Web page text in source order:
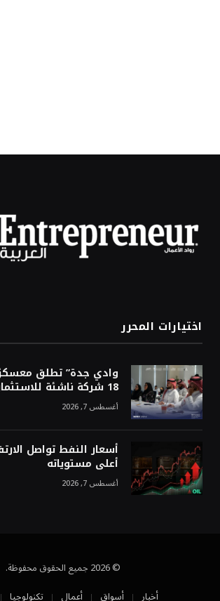
اختيارات المحرر
وادي جدة” تطلق
18 شركة ناشئة للاستثمار والاحتضان
أغسطس 7, 2026
أسعار النفط تواصل
أعلى مستوياته
أغسطس 7, 2026
© 2026 جميع الحقوق محفوظة.
أخبار
أسواق أعمال تكنولوجيا